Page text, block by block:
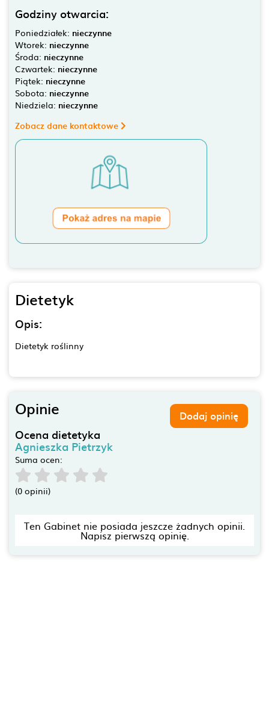
Godziny otwarcia:
Poniedziałek: nieczynne
Wtorek: nieczynne
Środa: nieczynne
Czwartek: nieczynne
Piątek: nieczynne
Sobota: nieczynne
Niedziela: nieczynne
Zobacz dane kontaktowe
Dietetyk
Opis:
Dietetyk roślinny
Opinie Dodaj opinię
Ocena dietetyka
Agnieszka Pietrzyk
Suma ocen:
(0 opinii)
Ten Gabinet nie posiada jeszcze żadnych opinii.
Napisz pierwszą opinię.